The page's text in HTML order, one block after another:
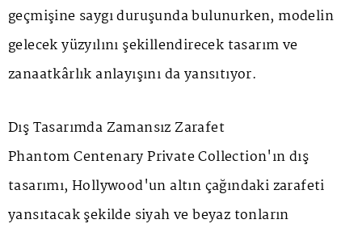
geçmişine saygı duruşunda bulunurken, modelin
gelecek yüzyılını şekillendirecek tasarım ve
zanaatkârlık anlayışını da yansıtıyor.
Dış Tasarımda Zamansız Zarafet
Phantom Centenary Private Collection'ın dış
tasarımı, Hollywood'un altın çağındaki zarafeti
yansıtacak şekilde siyah ve beyaz tonların